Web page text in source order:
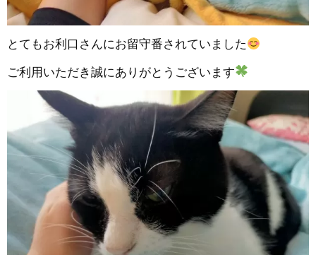
とてもお利口さんにお留守番されていました
ご利用いただき誠にありがとうございます